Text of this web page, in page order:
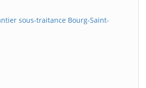
sous-traitance Bourg-Saint-